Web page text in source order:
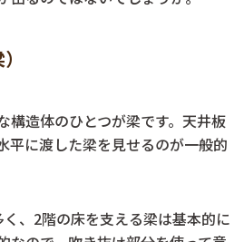
構造体のひとつが梁です。天井板
平に渡した梁を見せるのが一般的
、2階の床を支える梁は基本的に